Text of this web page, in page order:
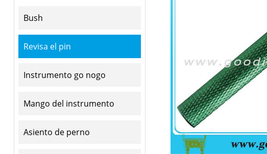
Bush
Revisa el pin
Instrumento go nogo
Mango del instrumento
Asiento de perno